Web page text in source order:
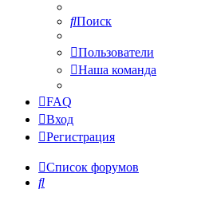
Поиск
Пользователи
Наша команда
FAQ
Вход
Регистрация
Список форумов
Поиск